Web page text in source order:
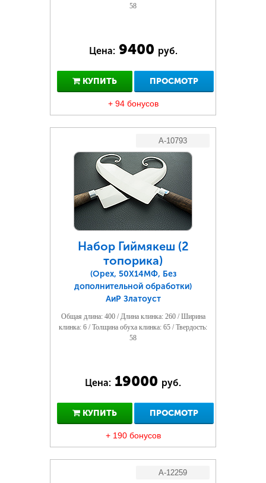
58
Цена: 9400 руб.
КУПИТЬ ПРОСМОТР
+ 94 бонусов
A-10793
Набор Гиймякеш (2
топорика)
(Орех, 50Х14МФ, Без
дополнительной обработки)
АиР Златоуст
Общая длина: 400 / Длина клинка: 260 / Ширина
клинка: 6 / Толщина обуха клинка: 65 / Твердость:
58
Цена: 19000 руб.
КУПИТЬ ПРОСМОТР
+ 190 бонусов
A-12259